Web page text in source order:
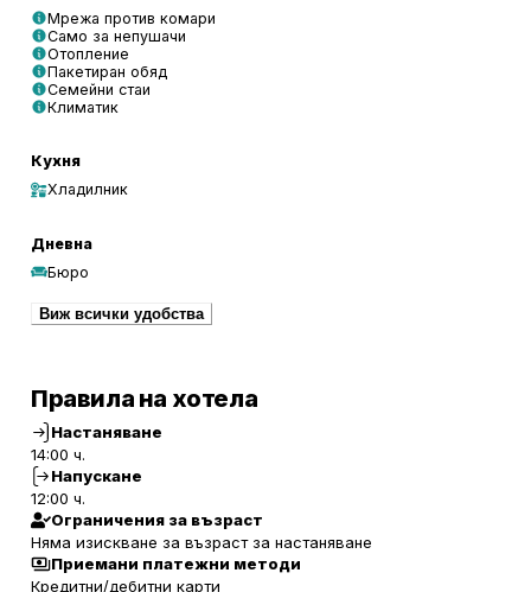
Мрежа против комари
Само за непушачи
Отопление
Пакетиран обяд
Семейни стаи
Климатик
Кухня
Хладилник
Дневна
Бюро
Виж всички удобства
Правила на хотела
Настаняване
14:00 ч.
Напускане
12:00 ч.
Ограничения за възраст
Няма изискване за възраст за настаняване
Приемани платежни методи
Кредитни/дебитни карти